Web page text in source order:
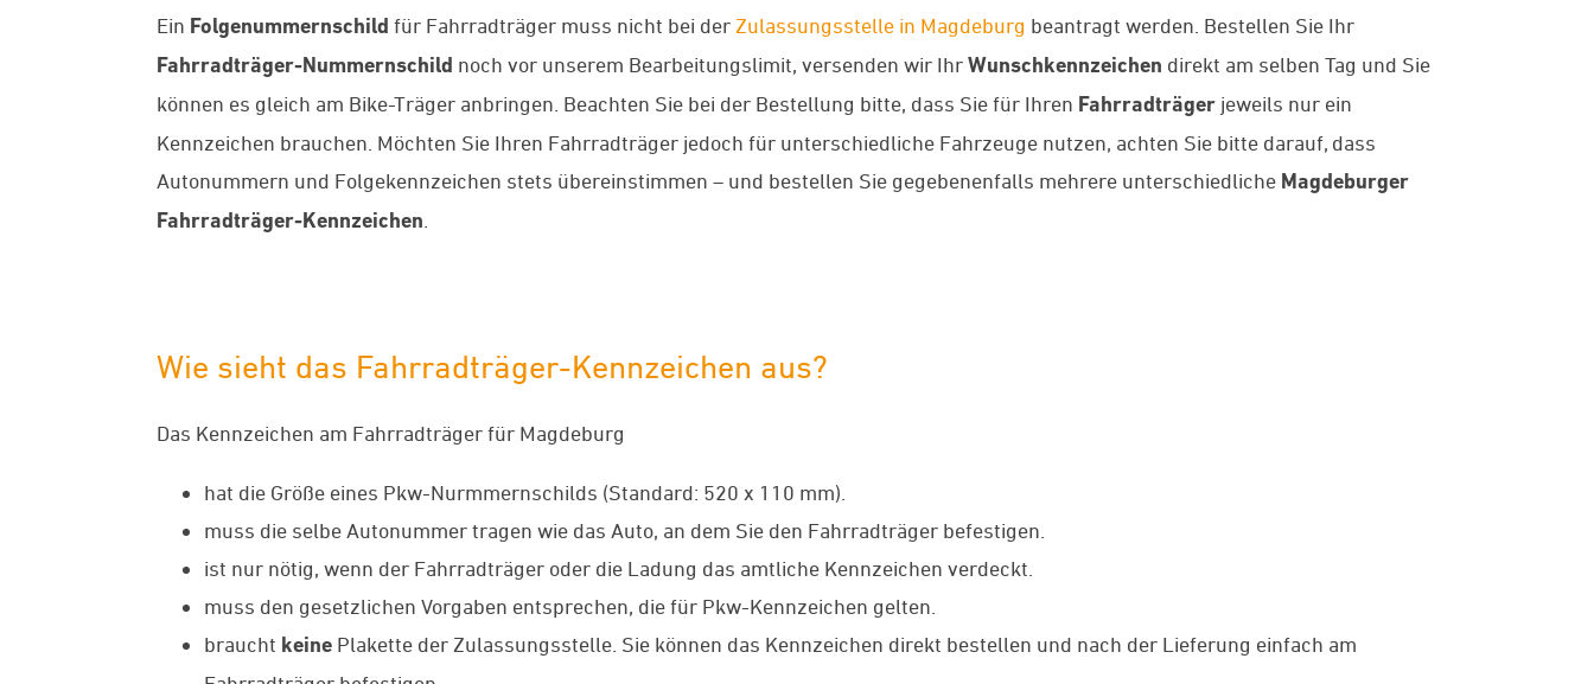
Ein Folgenummernschild für Fahrradträger muss nicht bei der Zulassungsstelle in Magdeburg beantragt werden. Bestellen Sie Ihr
Fahrradträger-Nummernschild noch vor unserem Bearbeitungslimit, versenden wir Ihr Wunschkennzeichen direkt am selben Tag und Sie
können es gleich am Bike-Träger anbringen. Beachten Sie bei der Bestellung bitte, dass Sie für Ihren Fahrradträger jeweils nur ein
Kennzeichen brauchen. Möchten Sie Ihren Fahrradträger jedoch für unterschiedliche Fahrzeuge nutzen, achten Sie bitte darauf, dass
Autonummern und Folgekennzeichen stets übereinstimmen – und bestellen Sie gegebenenfalls mehrere unterschiedliche Magdeburger
Fahrradträger-Kennzeichen
Wie sieht das Fahrradträger-Kennzeichen aus?
Das Kennzeichen am Fahrradträger für Magdeburg
hat die Größe eines Pkw-Nurmmernschilds (Standard: 520 x 110 mm).
muss die selbe Autonummer tragen wie das Auto, an dem Sie den Fahrradträger befestigen.
ist nur nötig, wenn der Fahrradträger oder die Ladung das amtliche Kennzeichen verdeckt.
muss den gesetzlichen Vorgaben entsprechen, die für Pkw-Kennzeichen gelten.
braucht keine Plakette der Zulassungsstelle. Sie können das Kennzeichen direkt bestellen und nach der Lieferung einfach am